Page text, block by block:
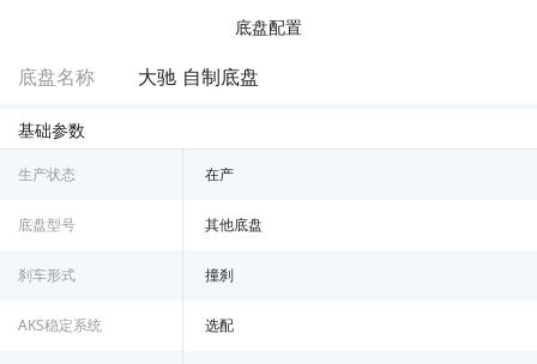
底盘配置
底盘名称 大驰 自制底盘
基础参数
生产状态 在产
底盘型号 其他底盘
刹车形式 撞刹
AKS稳定系统 选配